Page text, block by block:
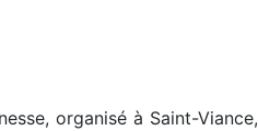
organisé à Saint-